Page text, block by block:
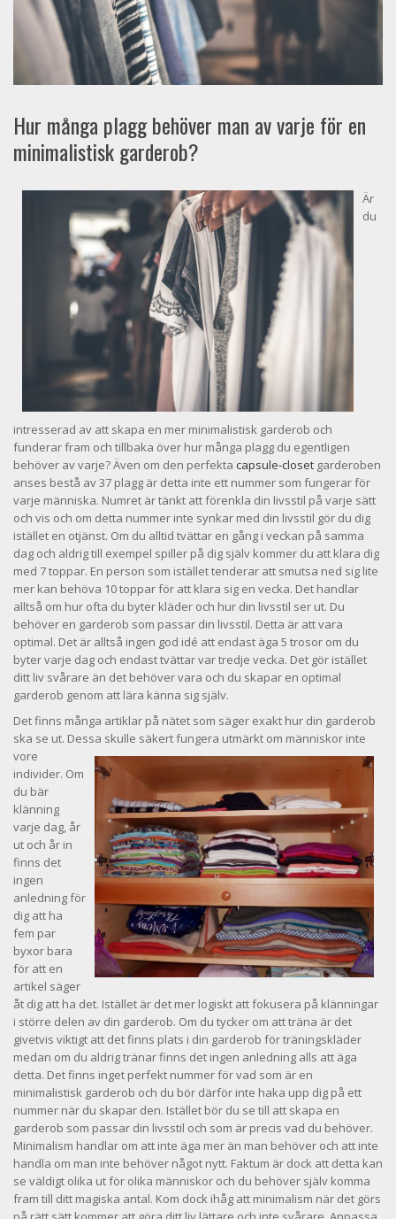
Hur många plagg behöver man av varje för en
minimalistisk garderob?
Är
du
intresserad av att skapa en mer minimalistisk garderob och
funderar fram och tillbaka över hur många plagg du egentligen
behöver av varje? Även om den perfekta capsule-closet garderoben
anses bestå av 37 plagg är detta inte ett nummer som fungerar för
varje människa. Numret är tänkt att förenkla din livsstil på varje sätt
och vis och om detta nummer inte synkar med din livsstil gör du dig
istället en otjänst. Om du alltid tvättar en gång i veckan på samma
dag och aldrig till exempel spiller på dig själv kommer du att klara dig
med 7 toppar. En person som istället tenderar att smutsa ned sig lite
mer kan behöva 10 toppar för att klara sig en vecka. Det handlar
alltså om hur ofta du byter kläder och hur din livsstil ser ut. Du
behöver en garderob som passar din livsstil. Detta är att vara
optimal. Det är alltså ingen god idé att endast äga 5 trosor om du
byter varje dag och endast tvättar var tredje vecka. Det gör istället
ditt liv svårare än det behöver vara och du skapar en optimal
garderob genom att lära känna sig själv.
Det finns många artiklar på nätet som säger exakt hur din garderob
ska se ut. Dessa skulle säkert fungera utmärkt om människor inte
vore
individer. Om
du bär
klänning
varje dag, år
ut och år in
finns det
ingen
anledning för
dig att ha
fem par
byxor bara
för att en
artikel säger
åt dig att ha det. Istället är det mer logiskt att fokusera på klänningar
i större delen av din garderob. Om du tycker om att träna är det
givetvis viktigt att det finns plats i din garderob för träningskläder
medan om du aldrig tränar finns det ingen anledning alls att äga
detta. Det finns inget perfekt nummer för vad som är en
minimalistisk garderob och du bör därför inte haka upp dig på ett
nummer när du skapar den. Istället bör du se till att skapa en
garderob som passar din livsstil och som är precis vad du behöver.
Minimalism handlar om att inte äga mer än man behöver och att inte
handla om man inte behöver något nytt. Faktum är dock att detta kan
se väldigt olika ut för olika människor och du behöver själv komma
fram till ditt magiska antal. Kom dock ihåg att minimalism när det görs